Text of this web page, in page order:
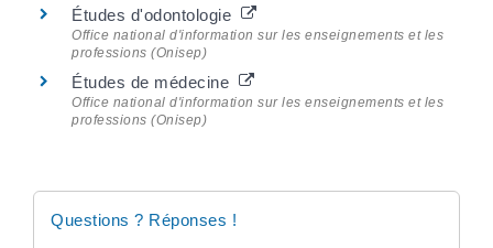
Études d'odontologie
Office national d'information sur les enseignements et les
professions (Onisep)
Études de médecine
Office national d'information sur les enseignements et les
professions (Onisep)
Questions ? Réponses !